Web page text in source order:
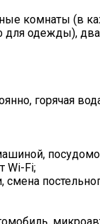
комнаты (в
одежды),
горячая
Wi-Fi;